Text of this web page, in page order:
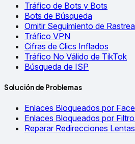
Tráfico de Bots y Bots
Bots de Búsqueda
Omitir Seguimiento de
Tráfico VPN
Cifras de Clics Inflados
Tráfico No Válido de TikTok
Búsqueda de ISP
Solución de Problemas
Enlaces Bloqueados por
Enlaces Bloqueados por
Reparar Redirecciones Lentas